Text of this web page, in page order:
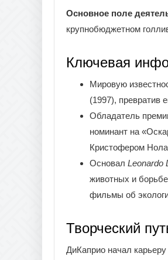
Основное поле
крупнобюджетном
Ключевая
Мировую
(1997), превратив
Обладатель
номинант на
Кристофером
Основал Leonardo
животных и
фильмы об
Творческий
ДиКаприо начал